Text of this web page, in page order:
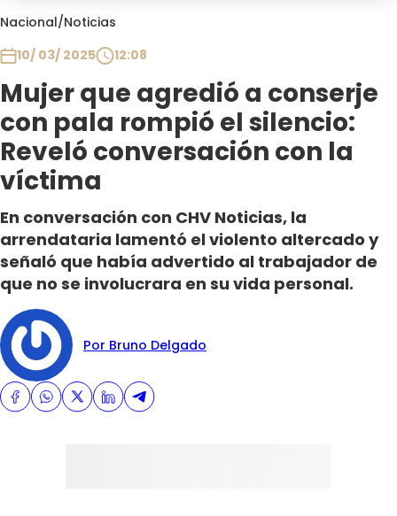
Nacional/Noticias
10/ 03/ 2025
12:08
Mujer que agredió a conserje
con pala rompió el silencio:
Reveló conversación con la
víctima
En conversación con CHV Noticias, la
arrendataria lamentó el violento altercado y
señaló que había advertido al trabajador de
que no se involucrara en su vida personal.
Por Bruno Delgado
Club De La Comedia
Plan Perfecto
El Tiempo
Sabingo
Todos Los Programas